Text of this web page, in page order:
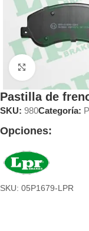
Pastilla de
SKU: 980Categoría:
Opciones:
SKU: 05P1679-LPR